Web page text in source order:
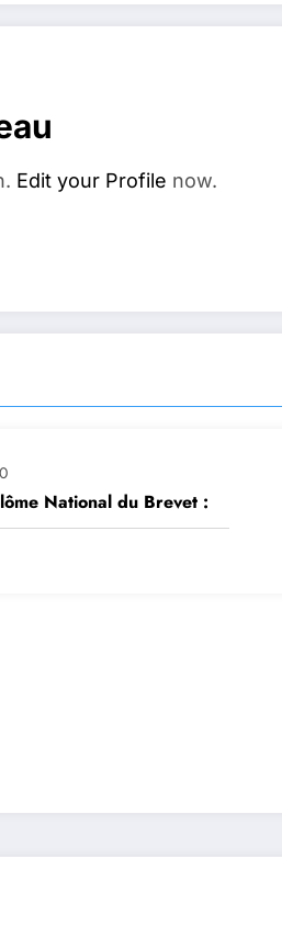
Edit your Profile now.
0
National du Brevet :